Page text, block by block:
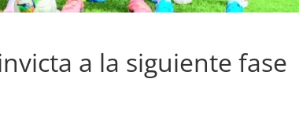
a la siguiente fase